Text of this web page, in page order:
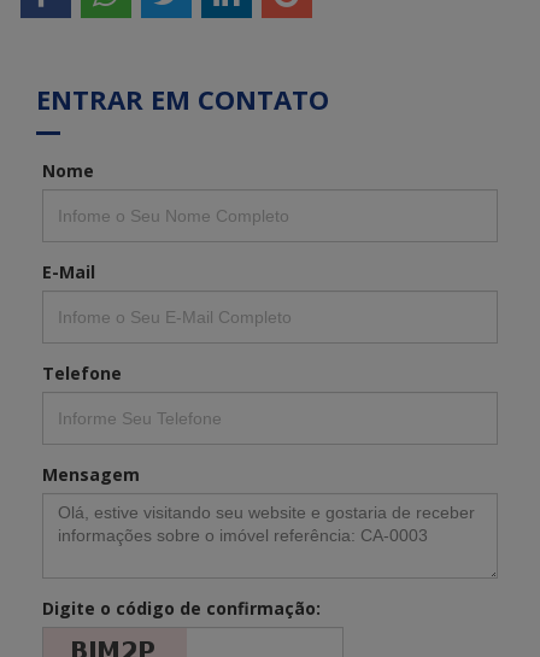
ENTRAR EM CONTATO
Nome
E-Mail
Telefone
Mensagem
Digite o código de confirmação: